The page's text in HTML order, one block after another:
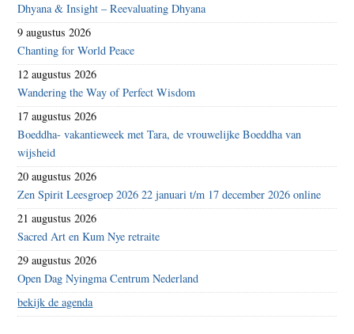
Dhyana & Insight – Reevaluating Dhyana
9 augustus 2026
Chanting for World Peace
12 augustus 2026
Wandering the Way of Perfect Wisdom
17 augustus 2026
Boeddha- vakantieweek met Tara, de vrouwelijke Boeddha van
wijsheid
20 augustus 2026
Zen Spirit Leesgroep 2026 22 januari t/m 17 december 2026 online
21 augustus 2026
Sacred Art en Kum Nye retraite
29 augustus 2026
Open Dag Nyingma Centrum Nederland
bekijk de agenda